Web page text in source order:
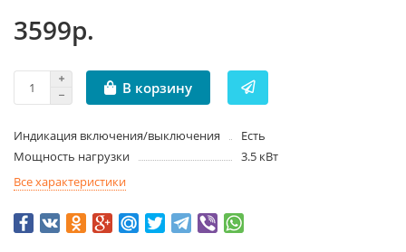
3599р.
В корзину
Индикация включения/выключения
Есть
Мощность нагрузки
3.5 кВт
Все характеристики